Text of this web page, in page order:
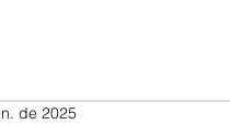
de 2025